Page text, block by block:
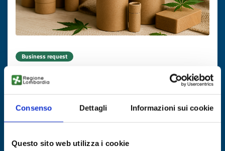
Consenso Dettagli Informazioni sui cookie
Questo sito web utilizza i cookie
Business request
Packaging per prodotti alla canapa
ID: BRFR20250708007
DISCOVER MORE →